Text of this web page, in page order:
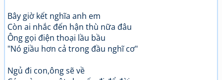
Bây giờ kết nghĩa anh em
Còn ai nhắc đến hận thù nữa đâu
Ông gọi điện thoại lầu bầu
"Nó giầu hơn cả trong đầu nghĩ cơ"
Ngủ đi con,ông sẽ về